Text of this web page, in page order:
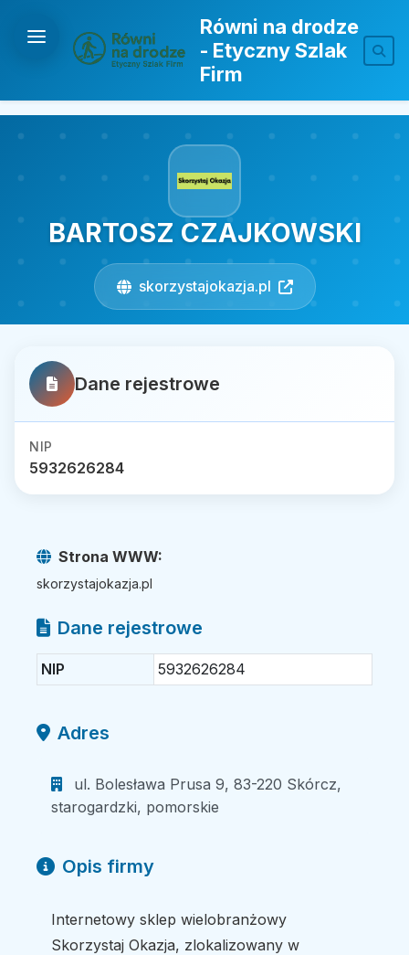
Równi na drodze
- Etyczny Szlak
Firm
BARTOSZ CZAJKOWSKI
skorzystajokazja.pl
Dane rejestrowe
NIP
5932626284
Strona WWW:
skorzystajokazja.pl
Dane rejestrowe
NIP 5932626284
Adres
ul. Bolesława Prusa 9, 83-220 Skórcz,
starogardzki, pomorskie
Opis firmy
Internetowy sklep wielobranżowy
Skorzystaj Okazja, zlokalizowany w